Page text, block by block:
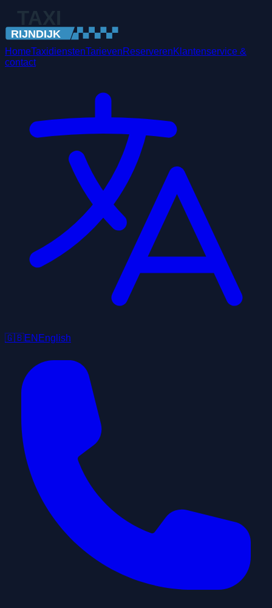
HomeTaxidienstenTarievenReserverenKlantenservice &
contact
🇬🇧EN English